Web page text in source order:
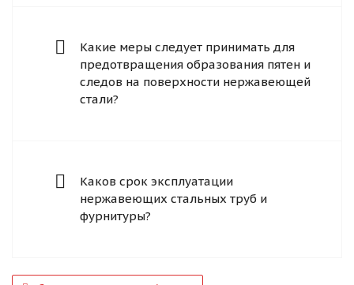
Какие меры следует принимать для
предотвращения образования пятен и
следов на поверхности нержавеющей
стали?
Каков срок эксплуатации
нержавеющих стальных труб и
фурнитуры?